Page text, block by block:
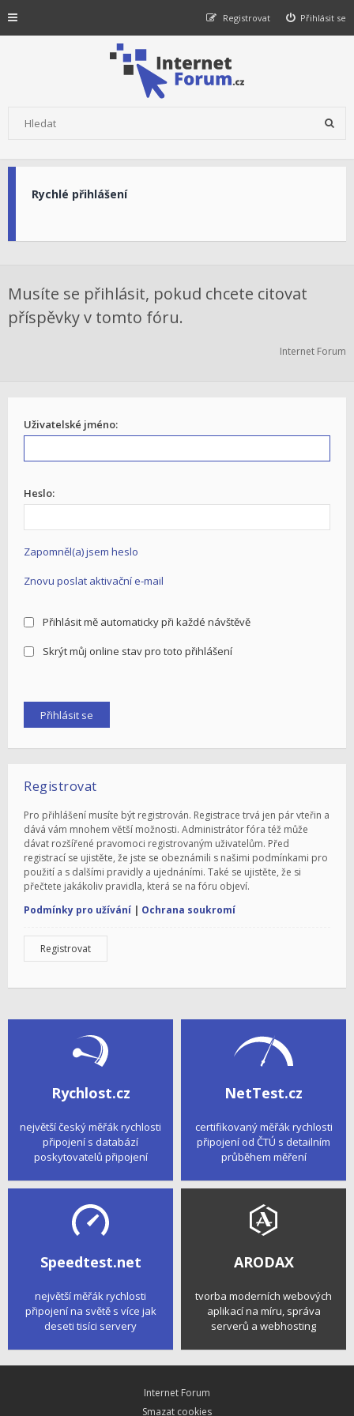
Přihlásit se
Registrovat
Rychlé přihlášení
Musíte se přihlásit, pokud chcete citovat
příspěvky v tomto fóru.
Internet Forum
Uživatelské jméno:
Heslo:
Zapomněl(a) jsem heslo
Znovu poslat aktivační e-mail
Přihlásit mě automaticky při každé návštěvě
Skrýt můj online stav pro toto přihlášení
Registrovat
Pro přihlášení musíte být registrován. Registrace trvá jen pár vteřin a
dává vám mnohem větší možnosti. Administrátor fóra též může
dávat rozšířené pravomoci registrovaným uživatelům. Před
registrací se ujistěte, že jste se obeznámili s našimi podmínkami pro
použití a s dalšími pravidly a ujednáními. Také se ujistěte, že si
přečtete jakákoliv pravidla, která se na fóru objeví.
Podmínky pro užívání | Ochrana soukromí
Registrovat
Rychlost.cz
největší český měřák rychlosti
připojení s databází
poskytovatelů připojení
NetTest.cz
certifikovaný měřák rychlosti
připojení od ČTÚ s detailním
průběhem měření
Speedtest.net
největší měřák rychlosti
připojení na světě s více jak
deseti tisíci servery
ARODAX
tvorba moderních webových
aplikací na míru, správa
serverů a webhosting
Internet Forum
Smazat cookies